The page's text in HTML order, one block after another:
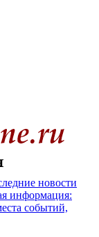
новости
информация:
событий,